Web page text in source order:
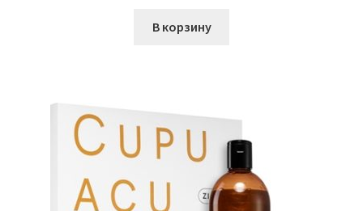
В корзину